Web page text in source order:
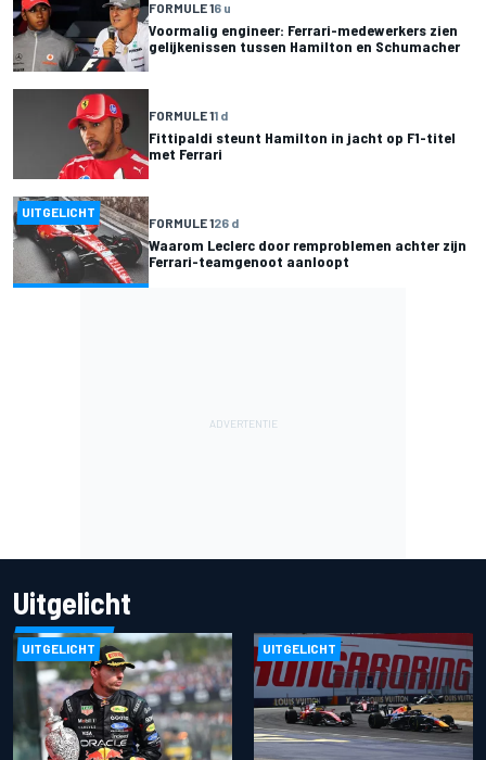
FORMULE 16 u
Voormalig engineer: Ferrari-medewerkers zien
gelijkenissen tussen Hamilton en Schumacher
FORMULE 11 d
Fittipaldi steunt Hamilton in jacht op F1-titel
met Ferrari
UITGELICHT
FORMULE 126 d
Waarom Leclerc door remproblemen achter zijn
Ferrari-teamgenoot aanloopt
Uitgelicht
UITGELICHT UITGELICHT